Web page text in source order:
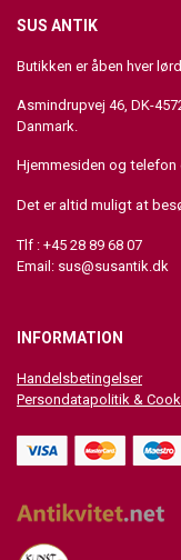
SUS ANTIK
Butikken er åben hver
Asmindrupvej 46, DK-
Danmark.
Hjemmesiden og telefon
Det er altid muligt at
Tlf : +45 28 89 68 07
Email: sus@susantik.dk
INFORMATION
Handelsbetingelser
Persondatapolitik &